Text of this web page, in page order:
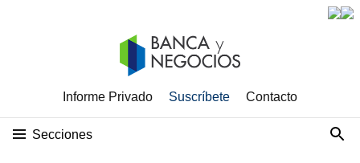
Informe Privado Suscríbete Contacto
Secciones